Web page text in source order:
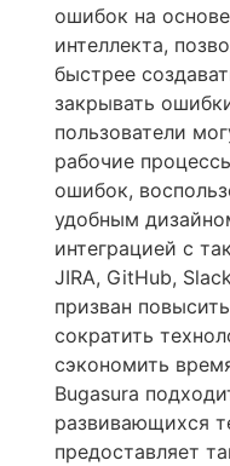
ошибок на
интеллекта,
быстрее
закрывать
пользователи
рабочие
ошибок,
удобным
интеграцией с
JIRA, GitHub,
призван
сократить
сэкономить
Bugasura
развивающихся
предоставляет